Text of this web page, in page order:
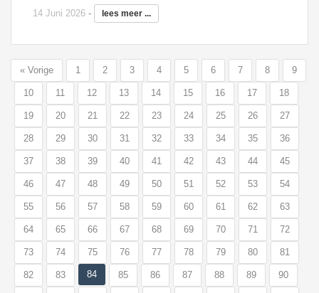
14 Juni 2026 - lees meer ...
« Vorige 1 2 3 4 5 6 7 8 9
10 11 12 13 14 15 16 17 18
19 20 21 22 23 24 25 26 27
28 29 30 31 32 33 34 35 36
37 38 39 40 41 42 43 44 45
46 47 48 49 50 51 52 53 54
55 56 57 58 59 60 61 62 63
64 65 66 67 68 69 70 71 72
73 74 75 76 77 78 79 80 81
82 83 84 85 86 87 88 89 90